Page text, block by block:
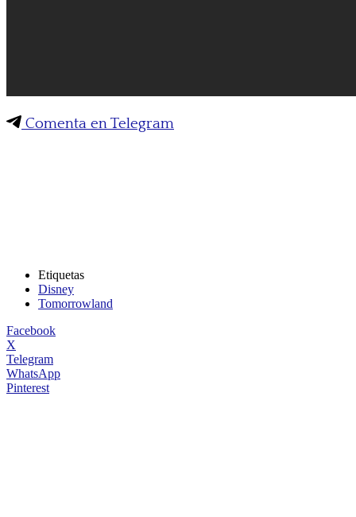
Comenta en Telegram
Etiquetas
Disney
Tomorrowland
Facebook
X
Telegram
WhatsApp
Pinterest